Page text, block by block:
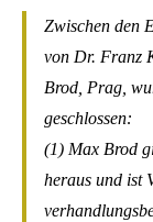
Zwischen den
von Dr. Franz
Brod, Prag,
geschlossen:
(1) Max Brod
heraus und ist